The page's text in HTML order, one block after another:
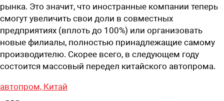
рынка. Это значит, что иностранные компании теперь
смогут увеличить свои доли в совместных
предприятиях (вплоть до 100%) или организовать
новые филиалы, полностью принадлежащие самому
производителю. Скорее всего, в следующем году
состоится массовый передел китайского автопрома.
автопром, Китай